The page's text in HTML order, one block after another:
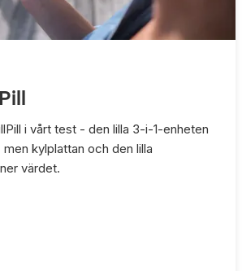
i vårt test - den lilla 3-i-1-enheten
kylplattan och den lilla
värdet.